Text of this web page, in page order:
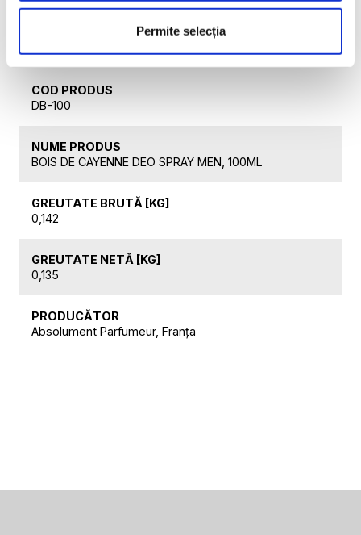
Permite selecția
un profil aromatic conform preferințelor dvs.
COD PRODUS
DB-100
NUME PRODUS
BOIS DE CAYENNE DEO SPRAY MEN, 100ML
GREUTATE BRUTĂ [KG]
0,142
GREUTATE NETĂ [KG]
0,135
PRODUCĂTOR
Absolument Parfumeur, Franța